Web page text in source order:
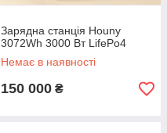
Зарядна станція Houny
3072Wh 3000 Вт LifePo4
Немає в наявності
150 000 ₴